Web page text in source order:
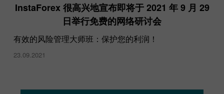
InstaForex 很高兴地宣布即将于 2021 年 9 月 29
日举行免费的网络研讨会
有效的风险管理大师班：保护您的利润！
23.09.2021